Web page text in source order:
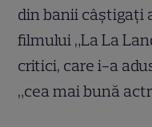
din banii câştigaţi
filmului „La La
critici, care i-a
„cea mai bună